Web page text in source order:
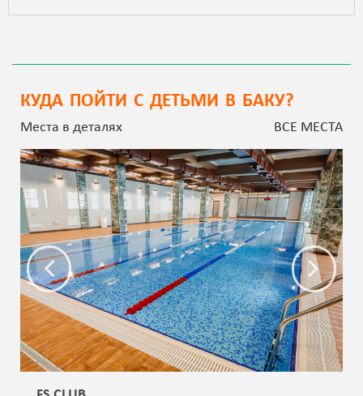
КУДА ПОЙТИ С ДЕТЬМИ В БАКУ?
Места в деталях ВСЕ МЕСТА